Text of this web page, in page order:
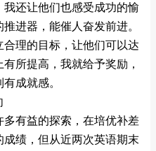
还让他们也感受成功的愉
进器，能催人奋发前进。
理的目标，让他们可以达
所提高，我就给予奖励，
成就感。
有益的探索，在培优补差
绩，但从近两次英语期末